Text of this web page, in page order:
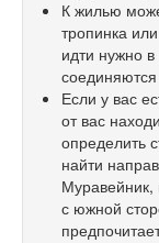
К жилью
тропинка
идти нужно в
Если у вас
от вас
определить
найти
Муравейник,
с южной